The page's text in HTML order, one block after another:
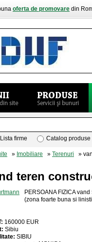
oferta de promovare din
Lista firme Catalog produse
» Imobiliare » Terenuri »
teren
PERSOANA FIZICA
(zona foarte buna si
160000 EUR
Sibiu
SIBIU